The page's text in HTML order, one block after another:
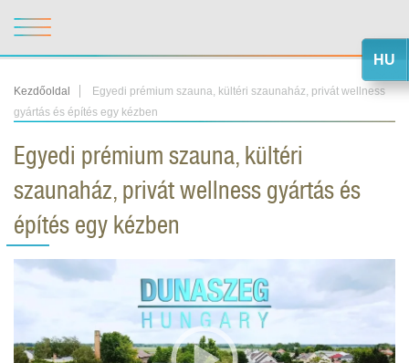
Kezdőoldal
Egyedi prémium szauna, kültéri szaunaház, privát wellness
gyártás és építés egy kézben
Egyedi prémium szauna, kültéri
szaunaház, privát wellness gyártás és
építés egy kézben
HU